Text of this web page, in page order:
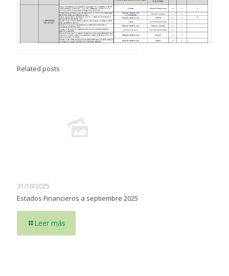
Related posts
31/10/2025
Estados Financieros a septiembre 2025
Leer más